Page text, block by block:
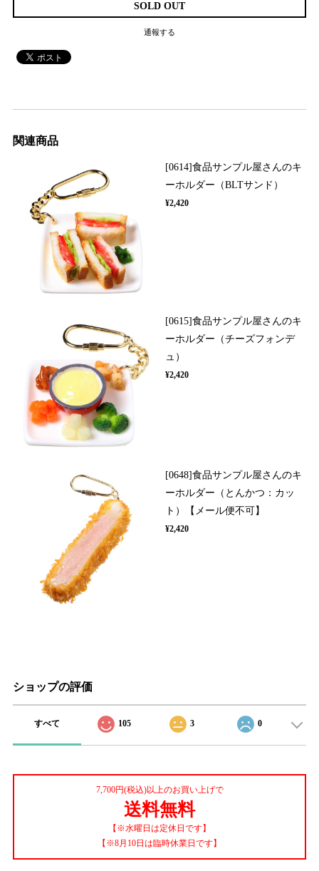
SOLD OUT
通報する
関連商品
[0614]食品サンプル屋さんのキ
ーホルダー（BLTサンド）
¥2,420
[0615]食品サンプル屋さんのキ
ーホルダー（チーズフォンデ
ュ）
¥2,420
[0648]食品サンプル屋さんのキ
ーホルダー（とんかつ：カッ
ト）【メール便不可】
¥2,420
ショップの評価
すべて 105 3 0
7,700円(税込)以上のお買い上げで
送料無料
【※水曜日は定休日です】
【※8月10日は臨時休業日です】